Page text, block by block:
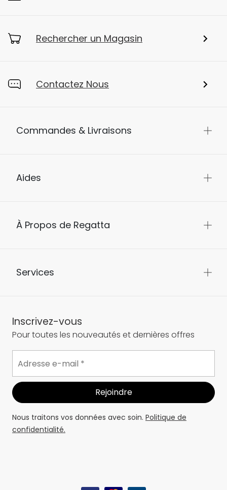
Rechercher un Magasin
Contactez Nous
Commandes & Livraisons
Aides
À Propos de Regatta
Services
Inscrivez-vous
Pour toutes les nouveautés et dernières offres
Nous traitons vos données avec soin. Politique de
confidentialité.